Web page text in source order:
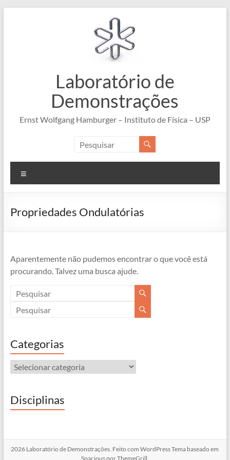
Laboratório de
Demonstrações
Ernst Wolfgang Hamburger – Instituto de Física – USP
Propriedades Ondulatórias
Aparentemente não pudemos encontrar o que você está
procurando. Talvez uma busca ajude.
Categorias
Categorias
Disciplinas
2026 Laboratório de Demonstrações. Feito comWordPressTema baseado em
Spacious porThemeGrill